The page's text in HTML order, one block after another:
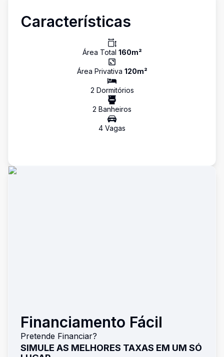
Características
Área Total 160m²
Área Privativa 120m²
2 Dormitórios
2 Banheiros
4 Vagas
Financiamento Fácil
Pretende Financiar?
SIMULE AS MELHORES TAXAS EM UM SÓ